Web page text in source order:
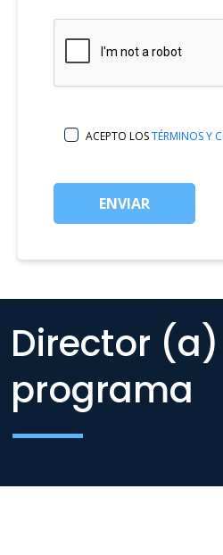
ACEPTO LOSTÉRMINOS Y
ENVIAR
Director
programa